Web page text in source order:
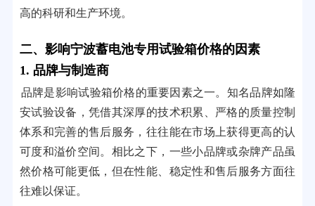
高的科研和生产环境。
二、影响宁波蓄电池专用试验箱价格的因素
1. 品牌与制造商
品牌是影响试验箱价格的重要因素之一。知名品牌如隆
安试验设备，凭借其深厚的技术积累、严格的质量控制
体系和完善的售后服务，往往能在市场上获得更高的认
可度和溢价空间。相比之下，一些小品牌或杂牌产品虽
然价格可能更低，但在性能、稳定性和售后服务方面往
往难以保证。